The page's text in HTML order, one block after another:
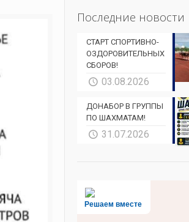
Последние новости
СТАРТ СПОРТИВНО-
ОЗДОРОВИТЕЛЬНЫХ
СБОРОВ!
03.08.2026
ДОНАБОР В ГРУППЫ
ПО ШАХМАТАМ!
31.07.2026
Решаем вместе